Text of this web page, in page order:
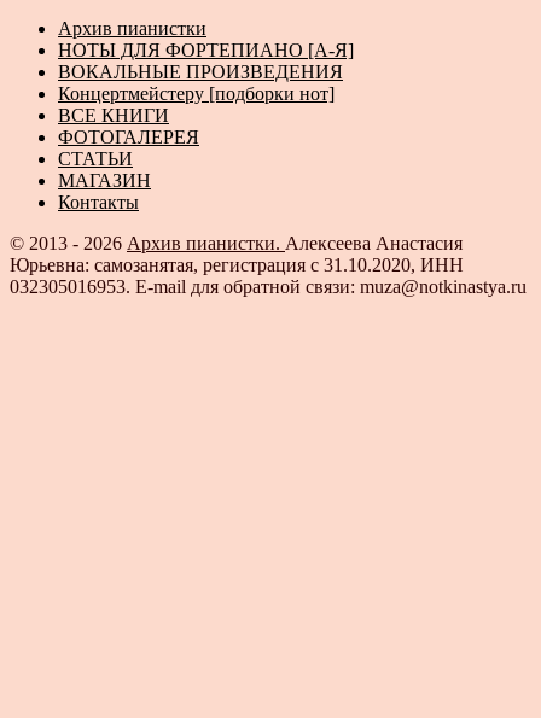
Архив пианистки
НОТЫ ДЛЯ ФОРТЕПИАНО [А-Я]
ВОКАЛЬНЫЕ ПРОИЗВЕДЕНИЯ
Концертмейстеру [подборки нот]
ВСЕ КНИГИ
ФОТОГАЛЕРЕЯ
СТАТЬИ
МАГАЗИН
Контакты
© 2013 - 2026 Архив пианистки. Алексеева Анастасия
Юрьевна: самозанятая, регистрация с 31.10.2020, ИНН
032305016953. E-mail для обратной связи: muza@notkinastya.ru